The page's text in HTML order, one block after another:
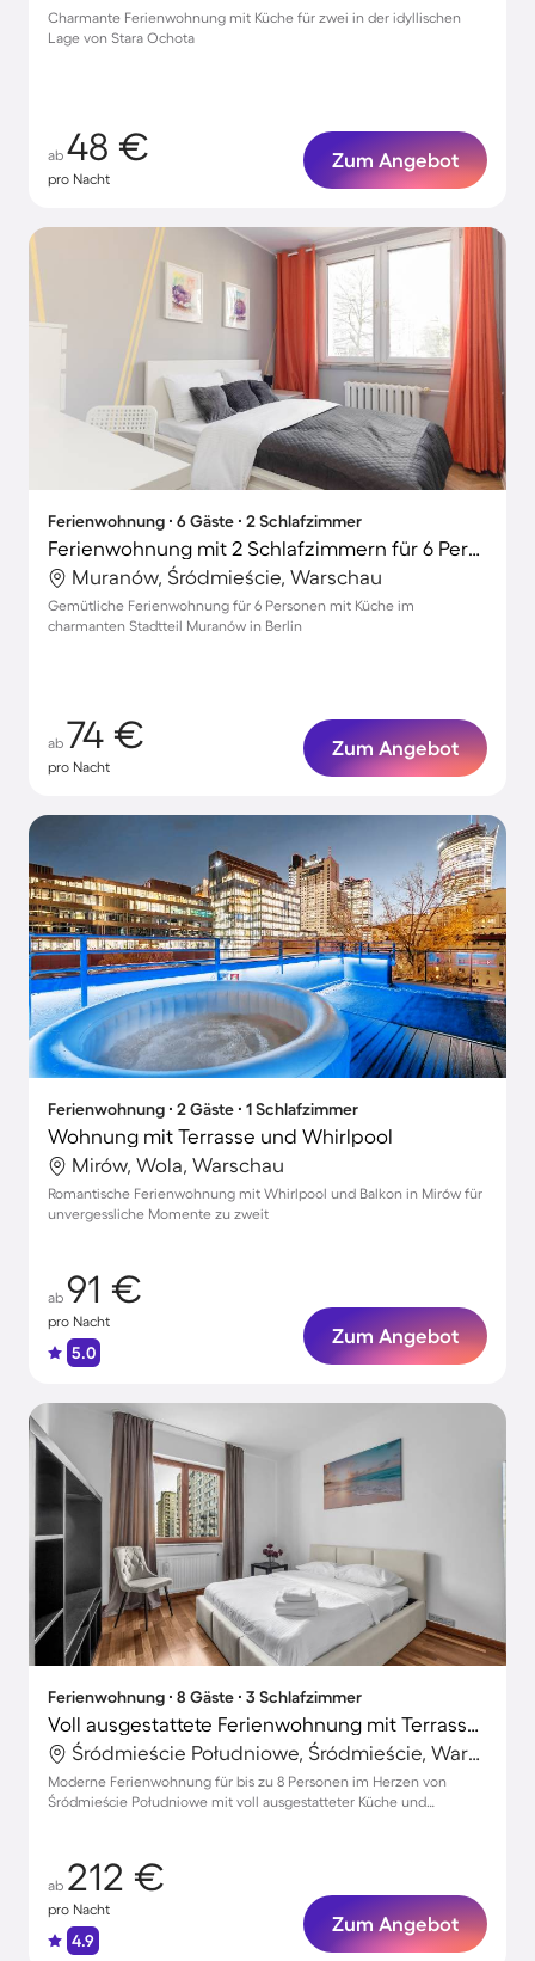
Charmante Ferienwohnung mit Küche für zwei in der idyllischen
Lage von Stara Ochota
ab 48 €
pro Nacht
Zum Angebot
Ferienwohnung ∙ 6 Gäste ∙ 2 Schlafzimmer
Ferienwohnung mit 2 Schlafzimmern für 6 Personen
Muranów, Śródmieście, Warschau
Gemütliche Ferienwohnung für 6 Personen mit Küche im
charmanten Stadtteil Muranów in Berlin
ab 74 €
pro Nacht
Zum Angebot
Ferienwohnung ∙ 2 Gäste ∙ 1 Schlafzimmer
Wohnung mit Terrasse und Whirlpool
Mirów, Wola, Warschau
Romantische Ferienwohnung mit Whirlpool und Balkon in Mirów für
unvergessliche Momente zu zweit
ab 91 €
pro Nacht
5.0
Zum Angebot
Ferienwohnung ∙ 8 Gäste ∙ 3 Schlafzimmer
Voll ausgestattete Ferienwohnung mit Terrasse | Kulturpalast in der Nähe
Śródmieście Południowe, Śródmieście, Warschau
Moderne Ferienwohnung für bis zu 8 Personen im Herzen von
Śródmieście Południowe mit voll ausgestatteter Küche und
ab 212 €
pro Nacht
4.9
Zum Angebot